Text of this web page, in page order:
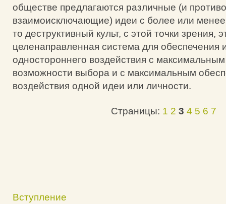
обществе предлагаются различные (и
взаимоисключающие) идеи с более или
то деструктивный культ, с этой точки зрения,
целенаправленная система для обеспечения
одностороннего воздействия с
возможности выбора и с максимальным
воздействия одной идеи или личности.
Страницы: 1 2 3 4 5 6 7
Вступление